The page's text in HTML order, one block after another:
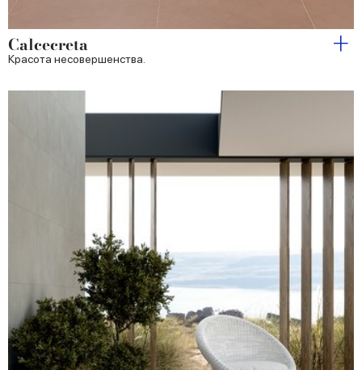
Calcecreta
Красота несовершенства.